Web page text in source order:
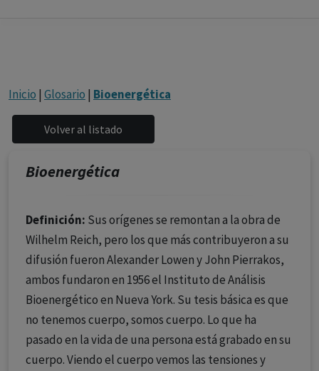
Inicio | Glosario | Bioenergética
Bioenergética
Definición: Sus orígenes se remontan a la obra de
Wilhelm Reich, pero los que más contribuyeron a su
difusión fueron Alexander Lowen y John Pierrakos,
ambos fundaron en 1956 el Instituto de Análisis
Bioenergético en Nueva York. Su tesis básica es que
no tenemos cuerpo, somos cuerpo. Lo que ha
pasado en la vida de una persona está grabado en su
cuerpo. Viendo el cuerpo vemos las tensiones y